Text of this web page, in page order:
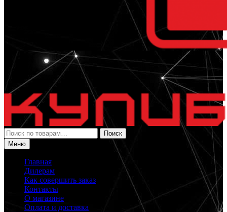
Искать:
Поиск
Меню
Главная
Дилерам
Как совершить заказ
Контакты
О магазине
Оплата и доставка